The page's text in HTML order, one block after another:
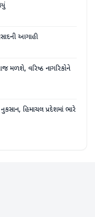
આગાહી
મળશે, વરિષ્ઠ નાગરિકોને
હિમાચલ પ્રદેશમાં ભારે